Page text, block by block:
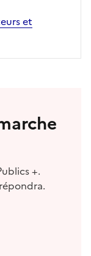
et
+.